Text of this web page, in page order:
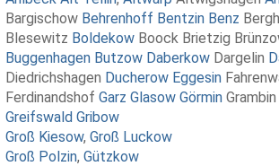
Bargischow Behrenhoff Bentzin Benz
Blesewitz Boldekow Boock Brietzig
Buggenhagen Butzow Daberkow Dargelin
Diedrichshagen Ducherow Eggesin
FerdinandshofGarz Glasow Görmin
Greifswald Gribow
Groß Kiesow,Groß Luckow
Groß Polzin,Gützkow